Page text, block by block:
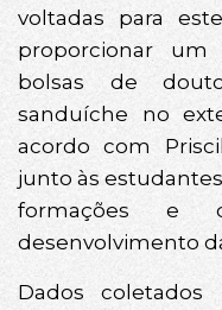
voltadas para
proporcionar
bolsas de
sanduíche no
acordo com
junto às
formações e
desenvolvimento
Dados coletados